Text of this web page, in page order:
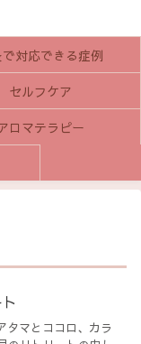
対応できる症例
セルフケア
ロマテラピー
タマとココロ、カラ